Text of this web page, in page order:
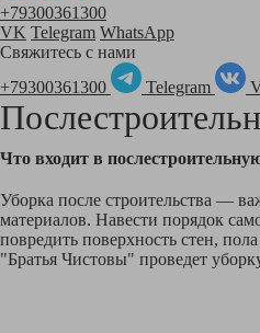
+79300361300
VK Telegram WhatsApp
Свяжитесь с нами
+79300361300
Telegram
Что входит в
Уборка после строительства —
материалов. Навести порядок
повредить поверхность стен,
"Братья Чистовы" проведет